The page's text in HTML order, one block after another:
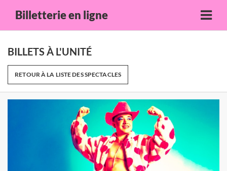
Billetterie en ligne
BILLETS À L'UNITÉ
RETOUR À LA LISTE DES SPECTACLES